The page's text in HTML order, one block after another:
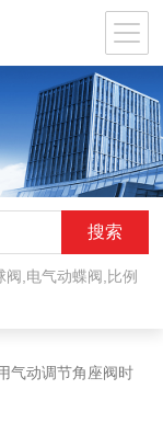
,电气动蝶阀,比例
气动调节角座阀时